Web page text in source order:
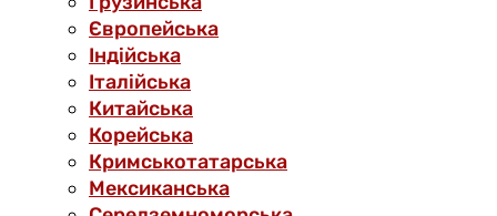
Європейська
Індійська
Італійська
Китайська
Корейська
Кримськотатарська
Мексиканська